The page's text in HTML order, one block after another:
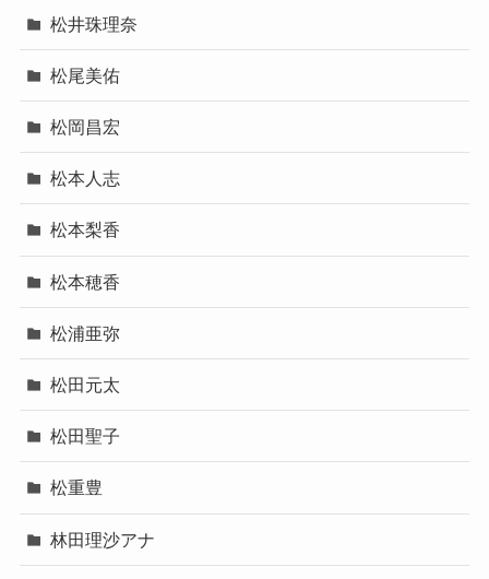
松井珠理奈
松尾美佑
松岡昌宏
松本人志
松本梨香
松本穂香
松浦亜弥
松田元太
松田聖子
松重豊
林田理沙アナ